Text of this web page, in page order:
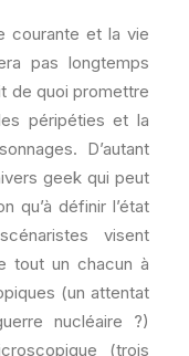
courante et la vie
pas longtemps
de quoi promettre
péripéties et la
D’autant
geek qui peut
qu’à définir l’état
visent
tout un chacun à
(un attentat
nucléaire ?)
(trois